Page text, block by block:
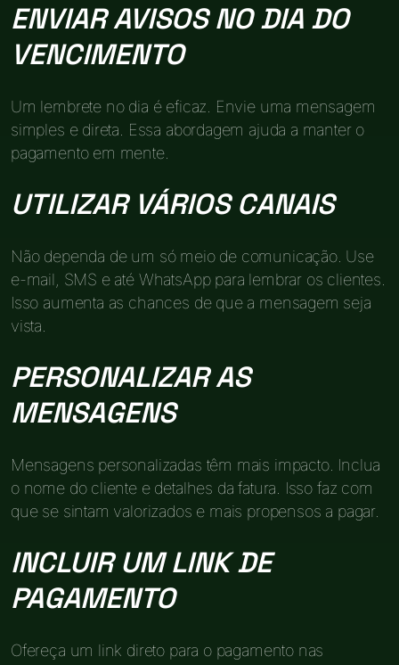
ENVIAR AVISOS NO DIA DO
VENCIMENTO
Um lembrete no dia é eficaz. Envie uma mensagem
simples e direta. Essa abordagem ajuda a manter o
pagamento em mente.
UTILIZAR VÁRIOS CANAIS
Não dependa de um só meio de comunicação. Use
e-mail, SMS e até WhatsApp para lembrar os clientes.
Isso aumenta as chances de que a mensagem seja
vista.
PERSONALIZAR AS
MENSAGENS
Mensagens personalizadas têm mais impacto. Inclua
o nome do cliente e detalhes da fatura. Isso faz com
que se sintam valorizados e mais propensos a pagar.
INCLUIR UM LINK DE
PAGAMENTO
Ofereça um link direto para o pagamento nas